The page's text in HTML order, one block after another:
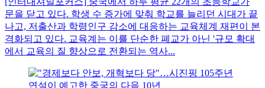
문을 닫고 있다. 학생 수 증가에 맞춰 학교를 늘리던 시대가 끝
나고, 저출산과 학령인구 감소에 대응하는 교육체계 재편이 본
격화되고 있다. 교육계는 이를 단순한 폐교가 아닌 '규모 확대
에서 교육의 질 향상으로 전환되는 역사...